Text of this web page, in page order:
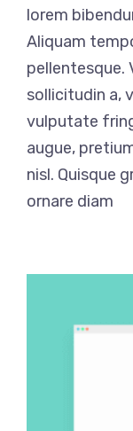
lorem
Aliquam
pellentesque.
sollicitudin a,
vulputate
augue,
nisl. Quisque
ornare diam